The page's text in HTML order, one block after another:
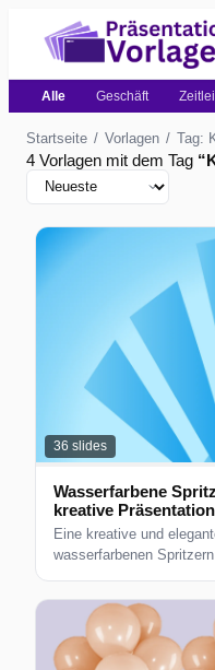
Alle Geschäft
Startseite / Vorlagen / Tag:
4 Vorlagen mit dem Tag “
36 slides
Wasserfarbene
kreative
Eine kreative und
wasserfarbenen